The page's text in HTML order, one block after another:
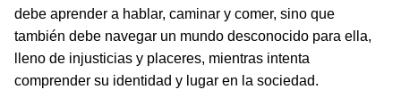
debe aprender a hablar, caminar y comer, sino que
también debe navegar un mundo desconocido para ella,
lleno de injusticias y placeres, mientras intenta
comprender su identidad y lugar en la sociedad.